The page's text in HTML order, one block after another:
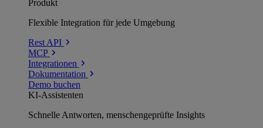
Produkt
Flexible Integration für jede Umgebung
Rest API
MCP
Integrationen
Dokumentation
Demo buchen
KI-Assistenten
Schnelle Antworten, menschengeprüfte Insights